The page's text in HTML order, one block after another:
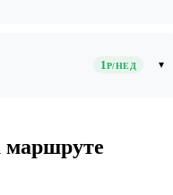
1Р/НЕД ▾
маршруте